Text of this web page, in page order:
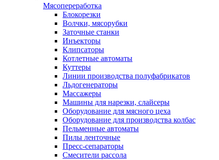
Мясопереработка
Блокорезки
Волчки, мясорубки
Заточные станки
Инъекторы
Клипсаторы
Котлетные автоматы
Куттеры
Линии производства полуфабрикатов
Льдогенераторы
Массажеры
Машины для нарезки, слайсеры
Оборудование для мясного цеха
Оборудование для производства колбас
Пельменные автоматы
Пилы ленточные
Пресс-сепараторы
Смесители рассола